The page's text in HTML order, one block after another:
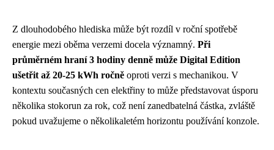
Z dlouhodobého hlediska může být rozdíl v roční spotřebě
energie mezi oběma verzemi docela významný. Při
průměrném hraní 3 hodiny denně může Digital Edition
ušetřit až 20-25 kWh ročně oproti verzi s mechanikou. V
kontextu současných cen elektřiny to může představovat úsporu
několika stokorun za rok, což není zanedbatelná částka, zvláště
pokud uvažujeme o několikaletém horizontu používání konzole.